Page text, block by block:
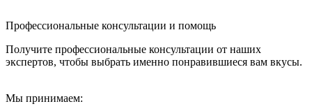
Профессиональные консультации и помощь
Получите профессиональные консультации от наших
экспертов, чтобы выбрать именно понравившиеся вам вкусы.
Мы принимаем: